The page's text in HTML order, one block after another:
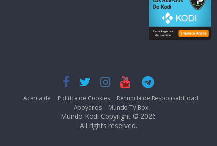
Acerca de Politica de Cookies
Renuncia de Responsabilidad
Apoyanos
Mundo TV Box
Mundo Kodi Copyright © 2026
All rights reserved.